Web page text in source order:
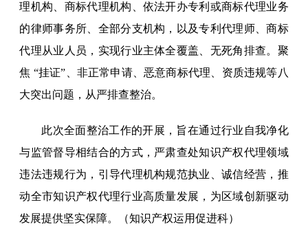
理机构、商标代理机构、依法开办专利或商标代理业务
的律师事务所、全部分支机构，以及专利代理师、商标
代理从业人员，实现行业主体全覆盖、无死角排查。聚
焦 “挂证”、非正常申请、恶意商标代理、资质违规等八
大突出问题，从严排查整治。
此次全面整治工作的开展，旨在通过行业自我净化
与监管督导相结合的方式，严肃查处知识产权代理领域
违法违规行为，引导代理机构规范执业、诚信经营，推
动全市知识产权代理行业高质量发展，为区域创新驱动
发展提供坚实保障。（知识产权运用促进科）